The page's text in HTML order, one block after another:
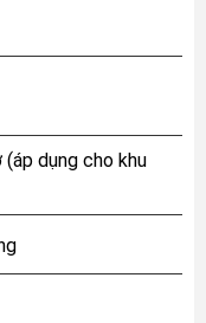
dụng cho khu